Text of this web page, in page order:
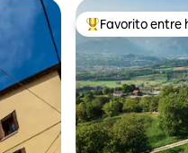
Favorito entre
Favorito entre